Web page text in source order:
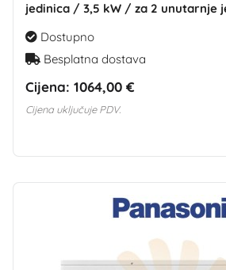
jedinica / 3,5 kW / za 2 unutarnje
Dostupno
Besplatna dostava
Cijena: 1064,00 €
Cijena uključuje PDV.